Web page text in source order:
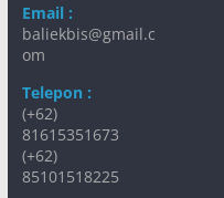
Email :
baliekbis@gmail.c
om
Telepon :
(+62)
81615351673
(+62)
85101518225